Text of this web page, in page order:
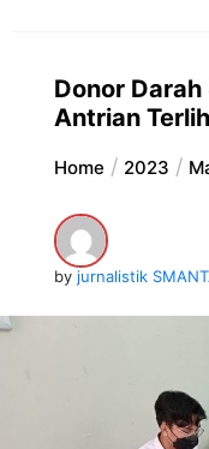
Donor Darah
Antrian
Home 2023
by jurnalistik